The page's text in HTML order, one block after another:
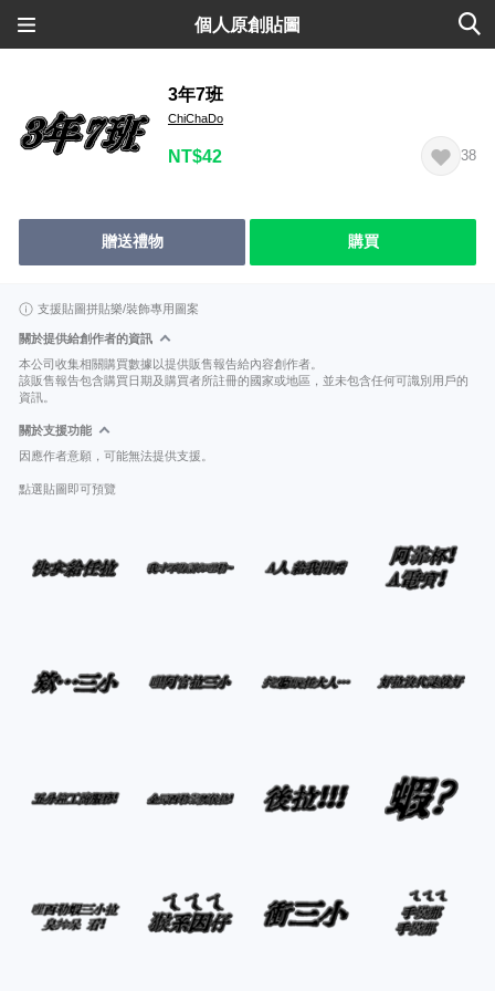
個人原創貼圖
3年7班
ChiChaDo
NT$42 38
贈送禮物 購買
支援貼圖拼貼樂/裝飾專用圖案
關於提供給創作者的資訊
本公司收集相關購買數據以提供販售報告給內容創作者。
該販售報告包含購買日期及購買者所註冊的國家或地區，並未包含任何可識別用戶的
資訊。
關於支援功能
因應作者意願，可能無法提供支援。
點選貼圖即可預覽